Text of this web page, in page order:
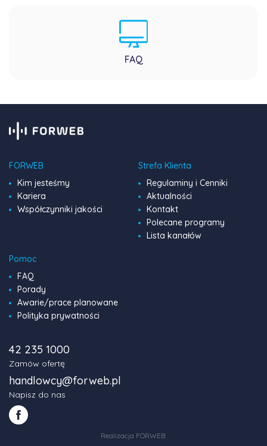
FAQ
FORWEB
Kim jesteśmy
Kariera
Współczynniki jakości
Strefa Klienta
Regulaminy i Cenniki
Aktualności
Kontakt
Polecane programy
Lista kanałów
Pomoc
FAQ
Porady
Awarie/prace planowane
Polityka prywatności
42 235 1000
Zamów ofertę
handlowcy@forweb.pl
Napisz do nas
Realizacja FORWEB